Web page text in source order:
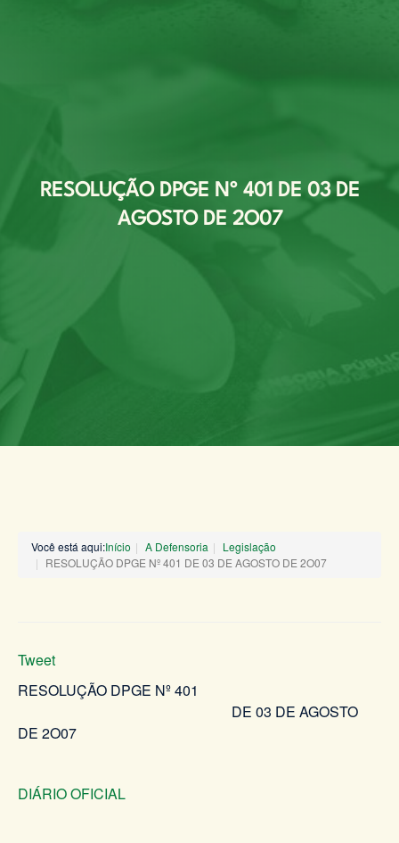
RESOLUÇÃO DPGE Nº 401 DE 03 DE
AGOSTO DE 2O07
Você está aqui:Início A Defensoria
Legislação
RESOLUÇÃO DPGE Nº 401 DE 03 DE AGOSTO DE 2O07
Tweet
RESOLUÇÃO DPGE Nº 401
DE 03 DE AGOSTO
DE 2O07
DIÁRIO OFICIAL